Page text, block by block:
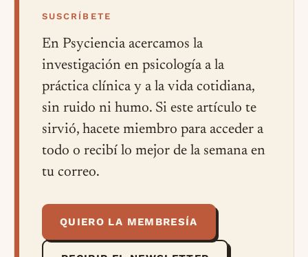
SUSCRÍBETE
En Psyciencia acercamos la
investigación en psicología a la
práctica clínica y a la vida cotidiana,
sin ruido ni humo. Si este artículo te
sirvió, hacete miembro para acceder a
todo o recibí lo mejor de la semana en
tu correo.
QUIERO LA MEMBRESÍA